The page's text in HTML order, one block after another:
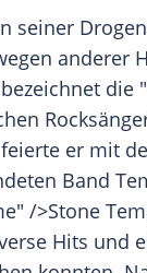
seiner
anderer
die
er mit
Band
/>Stone
Hits und